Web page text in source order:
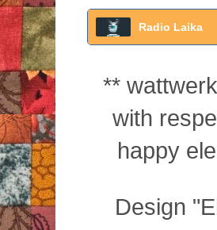
Radio Laika
**
with
happy
Design